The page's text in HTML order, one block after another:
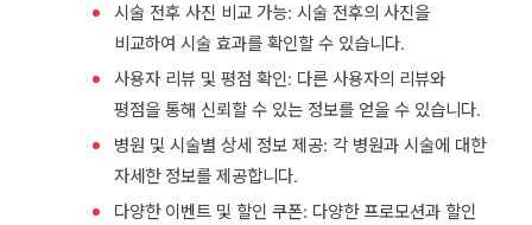
시술 전후 사진 비교 가능: 시술 전후의 사진을
비교하여 시술 효과를 확인할 수 있습니다.
사용자 리뷰 및 평점 확인: 다른 사용자의 리뷰와
평점을 통해 신뢰할 수 있는 정보를 얻을 수 있습니다.
병원 및 시술별 상세 정보 제공: 각 병원과 시술에 대한
자세한 정보를 제공합니다.
다양한 이벤트 및 할인 쿠폰: 다양한 프로모션과 할인